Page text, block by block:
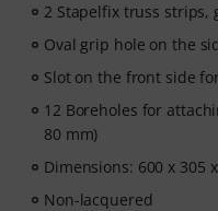
2 Stapelfix truss strips,
Oval grip hole on the
Slot on the front side
12 Boreholes for
80 mm)
Dimensions: 600 x 305
Non-lacquered